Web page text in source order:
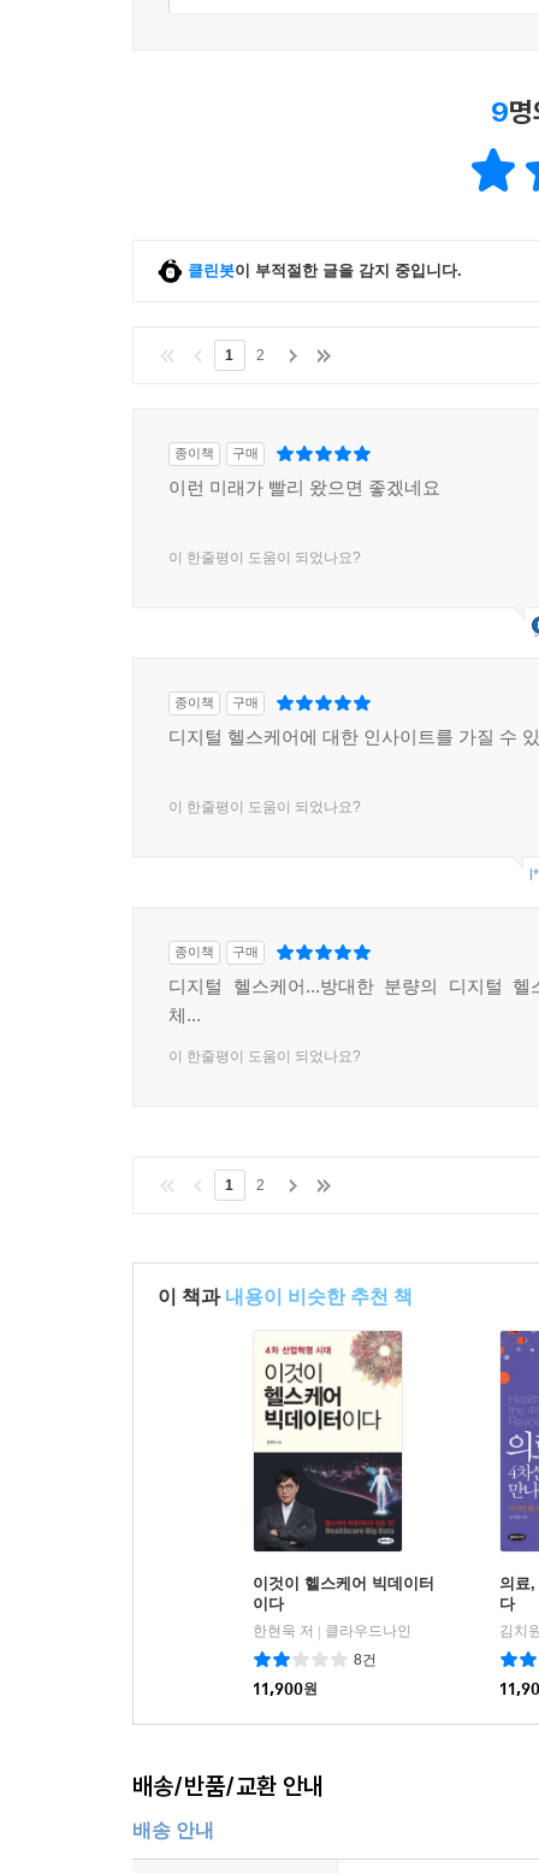
2. 데이터의 소유권, 보안 및 프라이버시 문제
23장?자동차, 헬스케어를 더한다면
· 커넥티드 자동차, 헬스케어 적용 방안
· 자동차에 탑승하기 이전의 데이터
· 자동차와 헬스케어의 미래
24장?스타트업, 변화의 동력이 되려면
· 꼭 필요한 것을 만들어야 한다
· 의학적으로 타당한 문제와 해결책
· 근거, 근거, 근거!
· 더 많은 스타트업이 필요하다
· 규제기관의 딜레마
· 기술 혁신을 위한, FDA의 규제 혁신
· FDA의 규제 혁신에서 배울 것들
참고문헌
9
클린봇이 부적절한 글을 감지 중입니다.
1 2
종이책 구매
이런 미래가 빨리 왔으면 좋겠네요
이 한줄평이 도움이 되었나요?
종이책 구매
디지털 헬스케어에 대한 인사이트를 가질 수
이 한줄평이 도움이 되었나요?
종이책 구매
디지털 헬스케어...방대한 분량의 디지털 헬
체...
이 한줄평이 도움이 되었나요?
1 2
이 책과 내용이 비슷한 추천 책
이것이 헬스케어 빅데이터
이다
한현욱 저 | 클라우드나인
8건
11,900원
의료
다
김치
배송/반품/교환 안내
배송 안내